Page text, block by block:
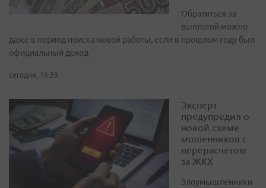
Обратиться за
выплатой можно
даже в период поиска новой работы, если в прошлом году был
официальный доход
сегодня, 18:33
Эксперт
предупредил о
новой схеме
мошенников с
перерасчетом
за ЖКХ
Злоумышленники